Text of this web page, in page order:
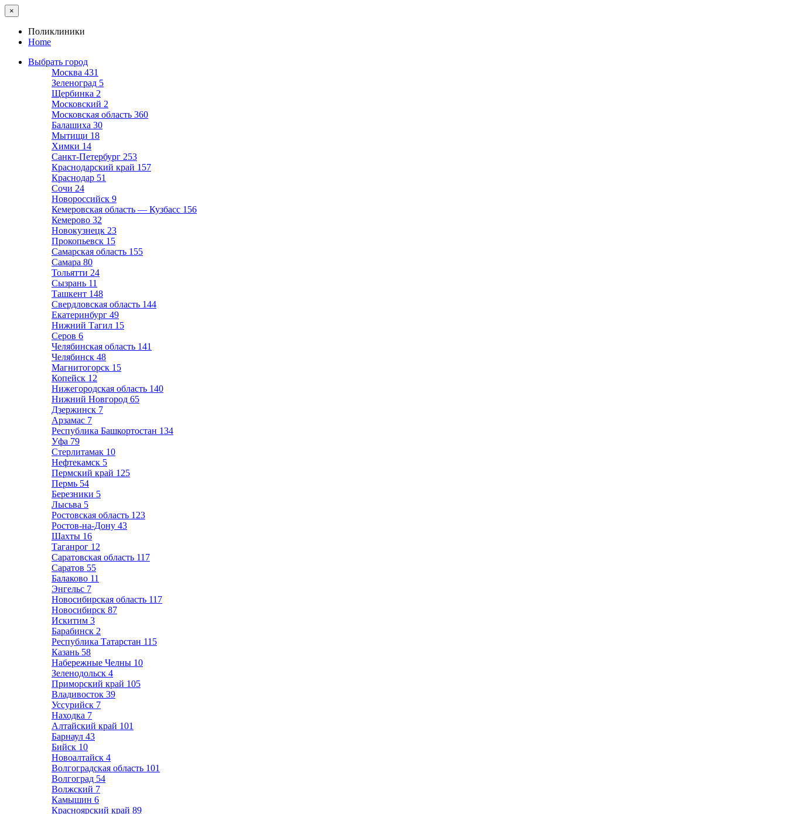
×
Поликлиники
Home
Выбрать город
Москва 431
Зеленоград 5
Щербинка 2
Московский 2
Московская область 360
Балашиха 30
Мытищи 18
Химки 14
Санкт-Петербург 253
Краснодарский край 157
Краснодар 51
Сочи 24
Новороссийск 9
Кемеровская область — Кузбасс 156
Кемерово 32
Новокузнецк 23
Прокопьевск 15
Самарская область 155
Самара 80
Тольятти 24
Сызрань 11
Ташкент 148
Свердловская область 144
Екатеринбург 49
Нижний Тагил 15
Серов 6
Челябинская область 141
Челябинск 48
Магнитогорск 15
Копейск 12
Нижегородская область 140
Нижний Новгород 65
Дзержинск 7
Арзамас 7
Республика Башкортостан 134
Уфа 79
Стерлитамак 10
Нефтекамск 5
Пермский край 125
Пермь 54
Березники 5
Лысьва 5
Ростовская область 123
Ростов-на-Дону 43
Шахты 16
Таганрог 12
Саратовская область 117
Саратов 55
Балаково 11
Энгельс 7
Новосибирская область 117
Новосибирск 87
Искитим 3
Барабинск 2
Республика Татарстан 115
Казань 58
Набережные Челны 10
Зеленодольск 4
Приморский край 105
Владивосток 39
Уссурийск 7
Находка 7
Алтайский край 101
Барнаул 43
Бийск 10
Новоалтайск 4
Волгоградская область 101
Волгоград 54
Волжский 7
Камышин 6
Красноярский край 89